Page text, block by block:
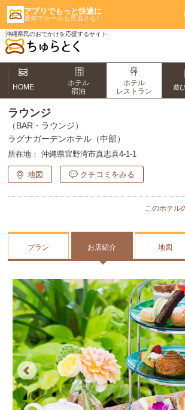
アプリでもっと快適に
通知でセールも見逃さない
沖縄県民のおでかけを応援するサイト
HOME
ホテル
宿泊
ホテル
レストラン
遊
ラウンジ
（BAR・ラウンジ）
ラグナガーデンホテル（中部）
所在地： 沖縄県宜野湾市真志喜4-1-1
地図 クチコミをみる
このホテル
プラン お店紹介 地図
Previous